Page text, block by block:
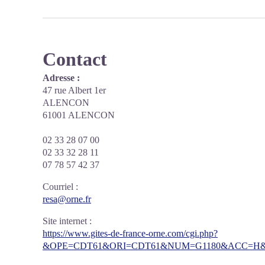
Contact
Adresse :
47 rue Albert 1er
ALENCON
61001 ALENCON
02 33 28 07 00
02 33 32 28 11
07 78 57 42 37
Courriel :
resa@orne.fr
Site internet :
https://www.gites-de-france-orne.com/cgi.php?